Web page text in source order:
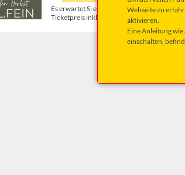
Webseite zu
aktivieren.
Eine Anleitung
einschalten,
Es erwartet Si ein genussvoller Abend in
Ticketpreis inkl. Weine und Getränke